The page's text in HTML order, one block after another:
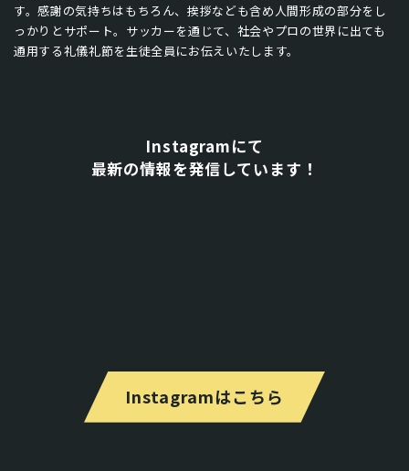
す。感謝の気持ちはもちろん、挨拶なども含め人間形成の部分をし
っかりとサポート。サッカーを通じて、社会やプロの世界に出ても
通用する礼儀礼節を生徒全員にお伝えいたします。
Instagramにて
​​​​​​​最新の情報を発信しています！
Instagramはこちら